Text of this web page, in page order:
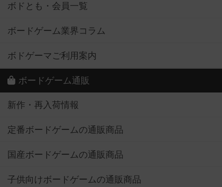
ボドとも・会員一覧
ボードゲーム業界コラム
ボドゲーマご利用案内
ボードゲーム通販
新作・再入荷情報
定番ボードゲームの通販商品
国産ボードゲームの通販商品
子供向けボードゲームの通販商品